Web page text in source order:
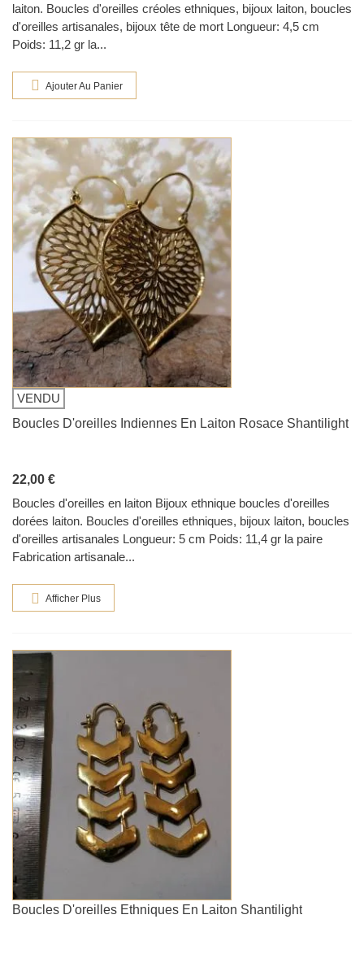
laiton. Boucles d'oreilles créoles ethniques, bijoux laiton, boucles
d'oreilles artisanales, bijoux tête de mort Longueur: 4,5 cm
Poids: 11,2 gr la...
Ajouter Au Panier
VENDU
Boucles D'oreilles Indiennes En Laiton Rosace Shantilight
22,00 €
Boucles d'oreilles en laiton Bijoux ethnique boucles d'oreilles
dorées laiton. Boucles d'oreilles ethniques, bijoux laiton, boucles
d'oreilles artisanales Longueur: 5 cm Poids: 11,4 gr la paire
Fabrication artisanale...
Afficher Plus
Boucles D'oreilles Ethniques En Laiton Shantilight